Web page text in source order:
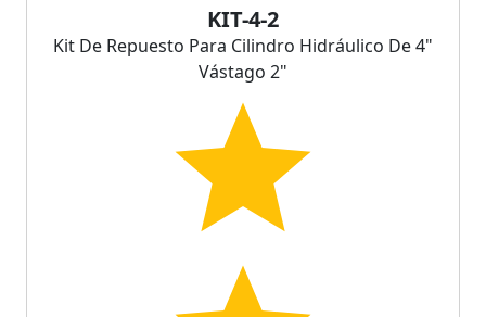
KIT-4-2
Kit De Repuesto Para Cilindro Hidráulico De 4"
Vástago 2"